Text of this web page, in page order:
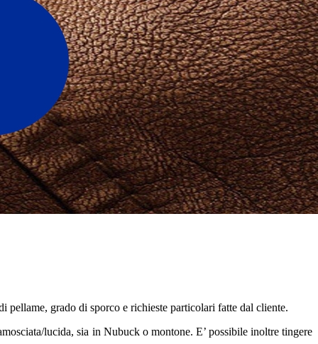
grado di sporco e richieste particolari fatte dal cliente.
lucida, sia in Nubuck o montone. E’ possibile inoltre tingere